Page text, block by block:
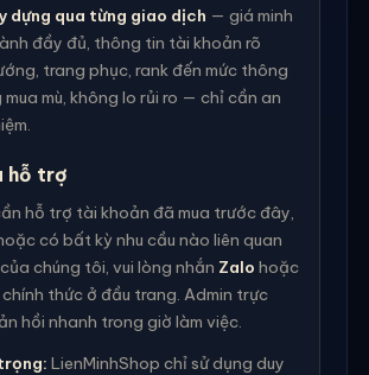
dựng qua từng giao dịch — giá minh
đầy đủ, thông tin tài khoản rõ
trang phục, rank đến mức thông
mù, không lo rủi ro — chỉ cần an
hỗ trợ
hỗ trợ tài khoản đã mua trước đây,
có bất kỳ nhu cầu nào liên quan
chúng tôi, vui lòng nhắn Zalo hoặc
chính thức ở đầu trang. Admin trực
hồi nhanh trong giờ làm việc.
LienMinhShop chỉ sử dụng duy